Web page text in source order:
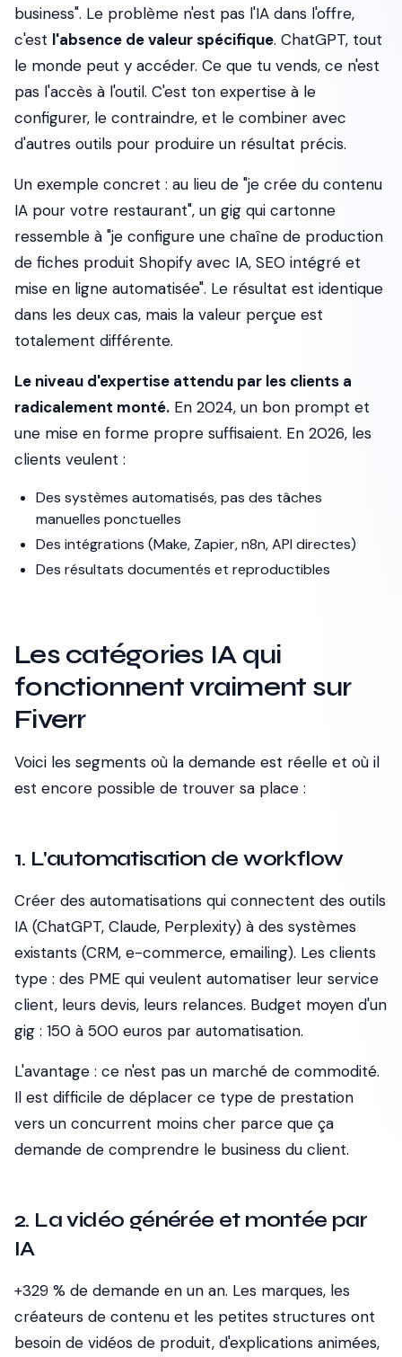
business". Le problème n'est pas l'IA dans l'offre,
c'est l'absence de valeur spécifique. ChatGPT, tout
le monde peut y accéder. Ce que tu vends, ce n'est
pas l'accès à l'outil. C'est ton expertise à le
configurer, le contraindre, et le combiner avec
d'autres outils pour produire un résultat précis.
Un exemple concret : au lieu de "je crée du contenu
IA pour votre restaurant", un gig qui cartonne
ressemble à "je configure une chaîne de production
de fiches produit Shopify avec IA, SEO intégré et
mise en ligne automatisée". Le résultat est identique
dans les deux cas, mais la valeur perçue est
totalement différente.
Le niveau d'expertise attendu par les clients a
radicalement monté. En 2024, un bon prompt et
une mise en forme propre suffisaient. En 2026, les
clients veulent :
Des systèmes automatisés, pas des tâches
manuelles ponctuelles
Des intégrations (Make, Zapier, n8n, API directes)
Des résultats documentés et reproductibles
Les catégories IA qui
fonctionnent vraiment sur
Fiverr
Voici les segments où la demande est réelle et où il
est encore possible de trouver sa place :
1. L'automatisation de workflow
Créer des automatisations qui connectent des outils
IA (ChatGPT, Claude, Perplexity) à des systèmes
existants (CRM, e-commerce, emailing). Les clients
type : des PME qui veulent automatiser leur service
client, leurs devis, leurs relances. Budget moyen d'un
gig : 150 à 500 euros par automatisation.
L'avantage : ce n'est pas un marché de commodité.
Il est difficile de déplacer ce type de prestation
vers un concurrent moins cher parce que ça
demande de comprendre le business du client.
2. La vidéo générée et montée par
IA
+329 % de demande en un an. Les marques, les
créateurs de contenu et les petites structures ont
besoin de vidéos de produit, d'explications animées,